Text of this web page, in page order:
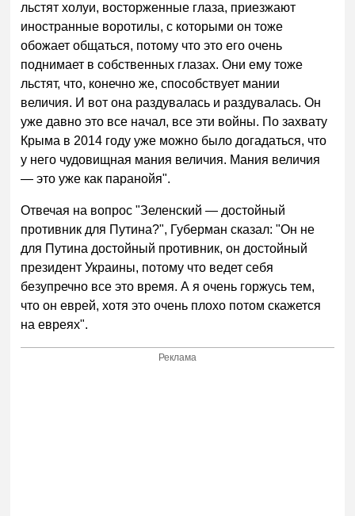
льстят холуи, восторженные глаза, приезжают
иностранные воротилы, с которыми он тоже
обожает общаться, потому что это его очень
поднимает в собственных глазах. Они ему тоже
льстят, что, конечно же, способствует мании
величия. И вот она раздувалась и раздувалась. Он
уже давно это все начал, все эти войны. По захвату
Крыма в 2014 году уже можно было догадаться, что
у него чудовищная мания величия. Мания величия
— это уже как паранойя".
Отвечая на вопрос "Зеленский — достойный
противник для Путина?", Губерман сказал: "Он не
для Путина достойный противник, он достойный
президент Украины, потому что ведет себя
безупречно все это время. А я очень горжусь тем,
что он еврей, хотя это очень плохо потом скажется
на евреях".
Реклама